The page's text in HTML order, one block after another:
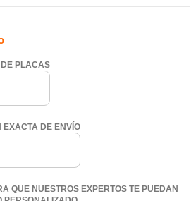
PLACAS
EXACTA DE ENVÍO
QUE NUESTROS EXPERTOS TE PUEDAN